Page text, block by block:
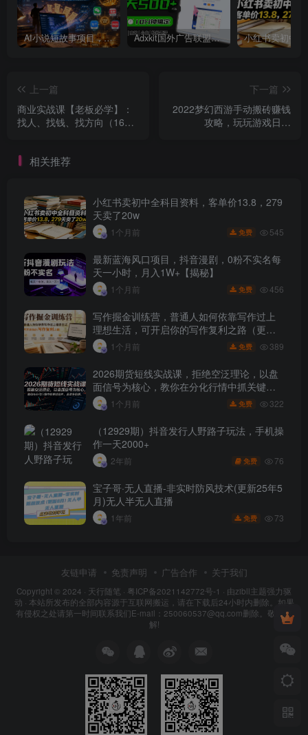
AI小说短故事项目，大佬亲测月入1-3W，零基础教你用AI批量产出优质短故事，实现一稿多吃多渠道变现 Adxkit国外广告联盟系统，一天上500+广告，让你的投放更加高效简单！
上一篇
商业实战课【老板必学】：
找人、找钱、找方向（16节
下一篇
2022梦幻西游手动搬砖赚钱
攻略，玩玩游戏日入
相关推荐
小红书卖初中全科目资料，客单价13.8，279
天卖了20w
1个月前 免费 545
最新蓝海风口项目，抖音漫剧，0粉不实名每
天一小时，月入1W+【揭秘】
1个月前 免费 456
写作掘金训练营，普通人如何依靠写作过上
理想生活，可开启你的写作复利之路（更新6
月） 1个月前 免费 389
2026期货短线实战课，拒绝空泛理论，以盘
面信号为核心，教你在分化行情中抓关键品
种、避诱多陷阱
1个月前 免费 322
（12929期）抖音发行人野路子玩法，手机操
作一天2000+
2年前 免费 76
宝子哥·无人直播-非实时防风技术(更新25年5
月)无人半无人直播
1年前 免费 73
友链申请 免责声明 广告合作 关于我们
Copyright © 2024 · 天行随笔 · 粤ICP备2021142772号-1 · 由zibll主题强力驱
动 · 本站所发布的全部内容源于互联网搬运，请在下载后24小时内删除。如果
有侵权之处请第一时间联系我们E-mail：250060537@qq.com删除。敬请谅
解!